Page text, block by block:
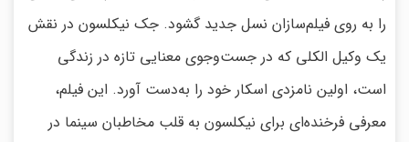
را به روی فیلم‌سازان نسل جدید گشود. جک نیکلسون در نقش
یک وکیل الکلی که در جست‌وجوی معنایی تازه در زندگی
است، اولین نامزدی اسکار خود را به‌دست آورد. این فیلم،
معرفی فرخنده‌ای برای نیکلسون به قلب مخاطبان سینما در